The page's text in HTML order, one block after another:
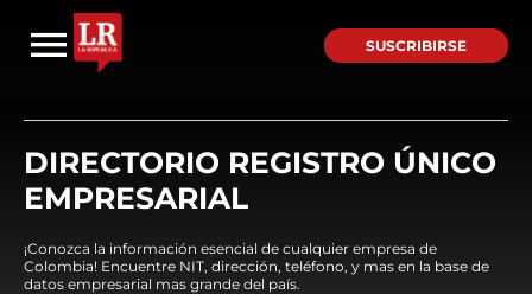
SUSCRIBIRSE
DIRECTORIO REGISTRO ÚNICO
EMPRESARIAL
¡Conozca la información esencial de cualquier empresa de
Colombia! Encuentre NIT, dirección, teléfono, y mas en la base de
datos empresarial mas grande del país.